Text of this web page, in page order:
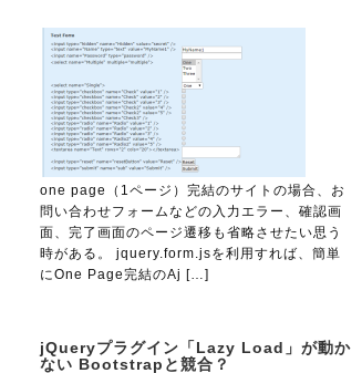
one page（1ページ）完結のサイトの場合、お
問い合わせフォームなどの入力エラー、確認画
面、完了画面のページ遷移も省略させたい思う
時がある。 jquery.form.jsを利用すれば、簡単
にOne Page完結のAj […]
jQueryプラグイン「Lazy Load」が動か
ない Bootstrapと競合？